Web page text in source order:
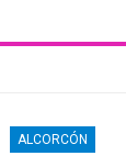
ALCORCÓN